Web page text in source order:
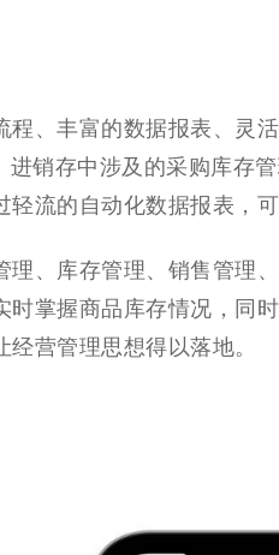
、丰富的数据报表、灵
销存中涉及的采购库存
流的自动化数据报表，
、库存管理、销售管理
掌握商品库存情况，同
营管理思想得以落地。